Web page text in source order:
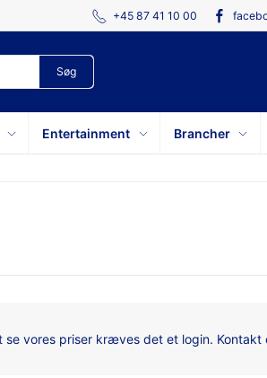
+45 87 41 10 00
Søg
Entertainment Brancher
se vores priser kræves det et login.